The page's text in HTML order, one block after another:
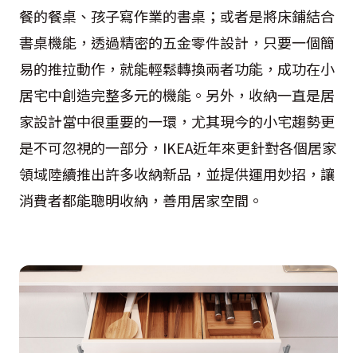
餐的餐桌、孩子寫作業的書桌；或者是將床鋪結合
書桌機能，透過精密的五金零件設計，只要一個簡
易的推拉動作，就能輕鬆轉換兩者功能，成功在小
居宅中創造完整多元的機能。另外，收納一直是居
家設計當中很重要的一環，尤其現今的小宅趨勢更
是不可忽視的一部分，IKEA近年來更針對各個居家
領域陸續推出許多收納新品，並提供運用妙招，讓
消費者都能聰明收納，善用居家空間。